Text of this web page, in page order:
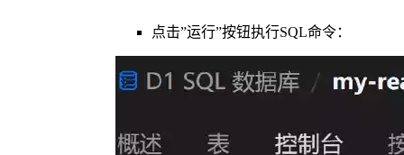
点击”运行”按钮执行SQL命令：